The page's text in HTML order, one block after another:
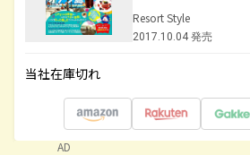
Resort Style
2017.10.04 発売
当社在庫切れ
AD